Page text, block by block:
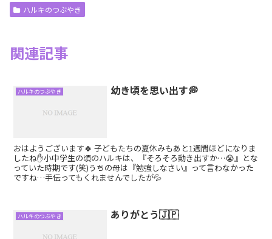
ハルキのつぶやき
関連記事
ハルキのつぶやき 幼き頃を思い出す💭
おはようございます🍀 子どもたちの夏休みもあと1週間ほどになりま
したね✋小中学生の頃のハルキは、『そろそろ動き出すか…😭』とな
っていた時期です(笑)うちの母は『勉強しなさい』って言わなかった
ですね…手伝ってもくれませんでしたが💦
ハルキのつぶやき ありがとう🇯🇵